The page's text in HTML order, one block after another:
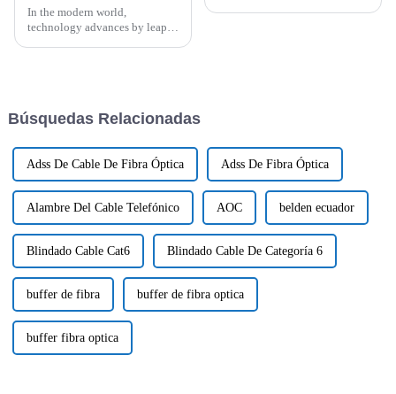
In the modern world,
technology advances by leaps
Búsquedas Relacionadas
Adss De Cable De Fibra Óptica Adss De Fibra Óptica
Alambre Del Cable Telefónico AOC belden ecuador
Blindado Cable Cat6 Blindado Cable De Categoría 6
buffer de fibra buffer de fibra optica
buffer fibra optica